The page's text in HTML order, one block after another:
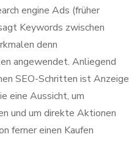
engine Ads (früher
Keywords zwischen
denn
angewendet. Anliegend
SEO-Schritten ist Anzeige
eine Aussicht, um
und um direkte Aktionen
ferner einen Kaufen